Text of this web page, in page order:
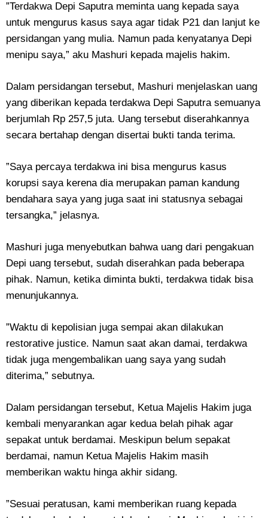
‎”Terdakwa Depi Saputra meminta uang kepada saya
untuk mengurus kasus saya agar tidak P21 dan lanjut ke
persidangan yang mulia. Namun pada kenyatanya Depi
menipu saya,” aku Mashuri kepada majelis hakim.
‎Dalam persidangan tersebut, Mashuri menjelaskan uang
yang diberikan kepada terdakwa Depi Saputra semuanya
berjumlah Rp 257,5 juta. Uang tersebut diserahkannya
secara bertahap dengan disertai bukti tanda terima.
‎”Saya percaya terdakwa ini bisa mengurus kasus
korupsi saya kerena dia merupakan paman kandung
bendahara saya yang juga saat ini statusnya sebagai
tersangka,” jelasnya.
Mashuri juga menyebutkan bahwa uang dari pengakuan
Depi uang tersebut, sudah diserahkan pada beberapa
pihak. Namun, ketika diminta bukti, terdakwa tidak bisa
menunjukannya.
‎”Waktu di kepolisian juga sempai akan dilakukan
restorative justice. Namun saat akan damai, terdakwa
tidak juga mengembalikan uang saya yang sudah
diterima,” sebutnya.
‎Dalam persidangan tersebut, Ketua Majelis Hakim juga
kembali menyarankan agar kedua belah pihak agar
sepakat untuk berdamai. Meskipun belum sepakat
berdamai, namun Ketua Majelis Hakim masih
memberikan waktu hinga akhir sidang.
‎”Sesuai peratusan, kami memberikan ruang kepada